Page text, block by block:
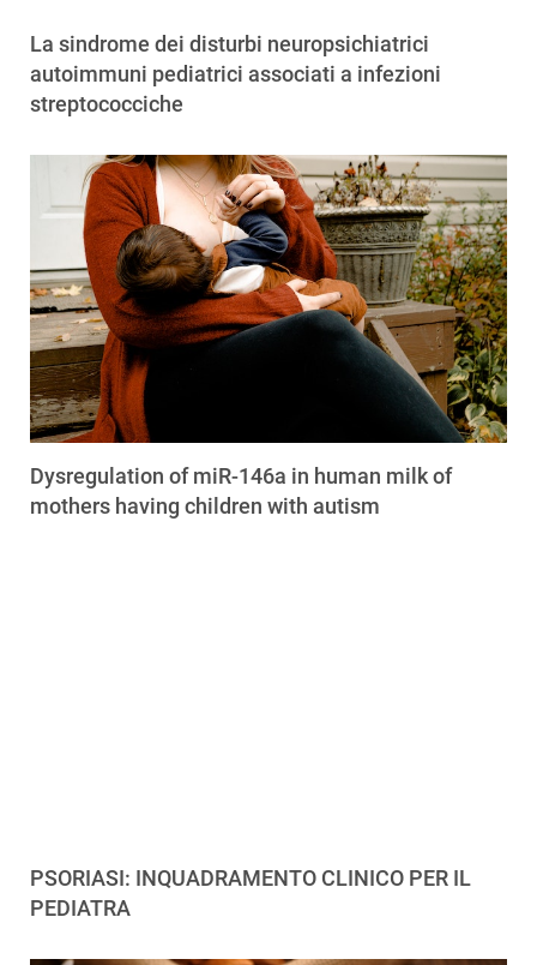
La sindrome dei disturbi neuropsichiatrici
autoimmuni pediatrici associati a infezioni
streptococciche
Dysregulation of miR-146a in human milk of
mothers having children with autism
PSORIASI: INQUADRAMENTO CLINICO PER IL
PEDIATRA